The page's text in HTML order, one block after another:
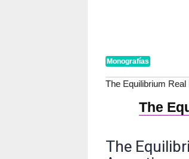
Monografías
The Equilibrium
The
The